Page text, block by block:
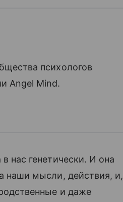
психологов
Angel Mind.
нас генетически. И она
наши мысли, действия, и,
и даже